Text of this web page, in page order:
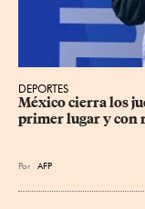
DEPORTES
México cierra los
primer lugar y con
Por AFP